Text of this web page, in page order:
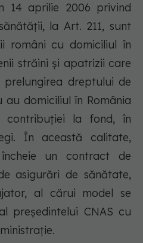
14 aprilie 2006 privind
la Art. 211, sunt
români cu domiciliul în
străini şi apatrizii care
dreptului de
domiciliul în România
la fond, în
În această calitate,
un contract de
asigurări de sănătate,
al cărui model se
preşedintelui CNAS cu